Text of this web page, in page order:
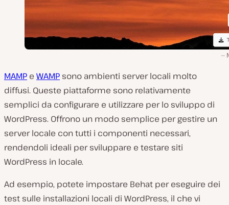
MAMP e WAMP sono ambienti server locali molto
diffusi. Queste piattaforme sono relativamente
semplici da configurare e utilizzare per lo sviluppo di
WordPress. Offrono un modo semplice per gestire un
server locale con tutti i componenti necessari,
rendendoli ideali per sviluppare e testare siti
WordPress in locale.
Ad esempio, potete impostare Behat per eseguire dei
test sulle installazioni locali di WordPress, il che vi